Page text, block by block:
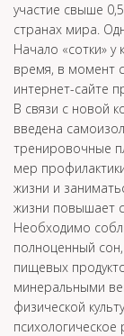
участие свыше
странах мира.
Начало «сотки» у
время, в момент
интернет-сайте
В связи с новой
введена
тренировочные
мер
жизни и
жизни повышает
Необходимо
полноценный
пищевых
минеральными
физической